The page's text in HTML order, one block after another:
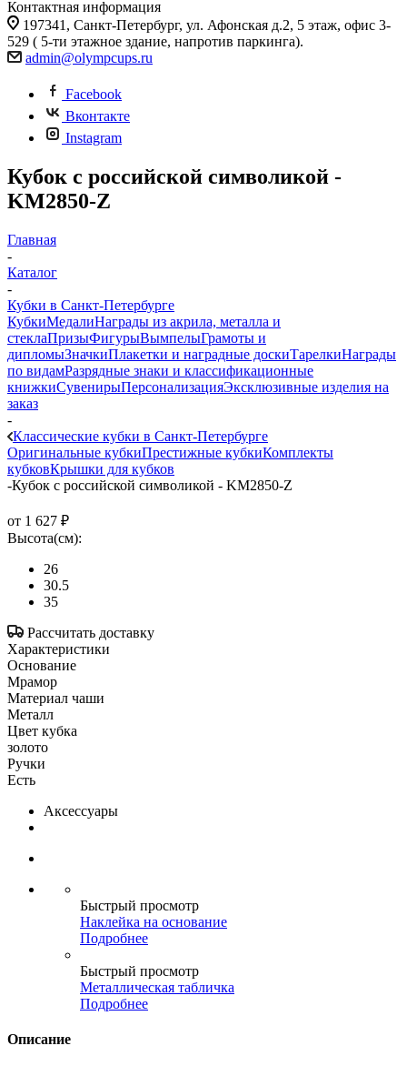
Контактная информация
197341, Санкт-Петербург, ул. Афонская д.2, 5 этаж, офис 3-
529 ( 5-ти этажное здание, напротив паркинга).
admin@olympcups.ru
Facebook
Вконтакте
Instagram
Кубок с российской символикой -
KM2850-Z
Главная
-
Каталог
-
Кубки в Санкт-Петербурге
КубкиМедалиНаграды из акрила, металла и
стеклаПризыФигурыВымпелыГрамоты и
дипломыЗначкиПлакетки и наградные доскиТарелкиНаграды
по видамРазрядные знаки и классификационные
книжкиСувенирыПерсонализацияЭксклюзивные изделия на
заказ
-
Классические кубки в Санкт-Петербурге
Оригинальные кубкиПрестижные кубкиКомплекты
кубковКрышки для кубков
-Кубок с российской символикой - KM2850-Z
от 1 627 ₽
Высота(см):
26
30.5
35
Рассчитать доставку
Характеристики
Основание
Мрамор
Материал чаши
Металл
Цвет кубка
золото
Ручки
Есть
Аксессуары
Быстрый просмотр
Наклейка на основание
Подробнее
Быстрый просмотр
Металлическая табличка
Подробнее
Описание